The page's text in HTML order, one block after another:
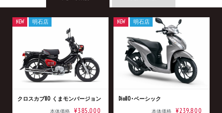
クロスカブ110 くまモンバージョン
本体価格 ¥385,000
NEW 明石店
Dio110･ベーシック
本体価格 ¥239,800
NEW 明石店